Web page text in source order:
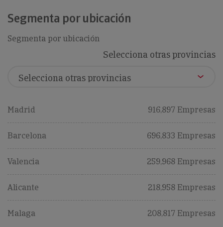
Segmenta por ubicación
Segmenta por ubicación
Selecciona otras provincias
Madrid 916,897 Empresas
Barcelona 696,833 Empresas
Valencia 259,968 Empresas
Alicante 218,958 Empresas
Malaga 208,817 Empresas